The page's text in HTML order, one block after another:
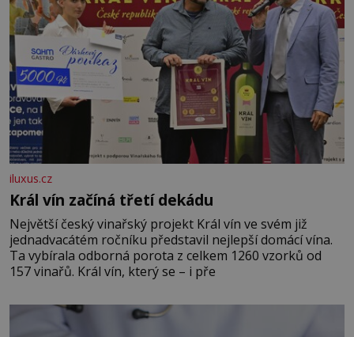
iluxus.cz
Král vín začíná třetí dekádu
Největší český vinařský projekt Král vín ve svém již
jednadvacátém ročníku představil nejlepší domácí vína.
Ta vybírala odborná porota z celkem 1260 vzorků od
157 vinařů. Král vín, který se – i pře